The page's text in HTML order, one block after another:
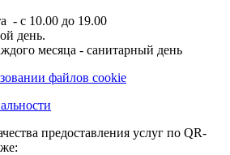
- с 10.00 до 19.00
день.
месяца - санитарный день
файлов cookie
предоставления услуг по QR-